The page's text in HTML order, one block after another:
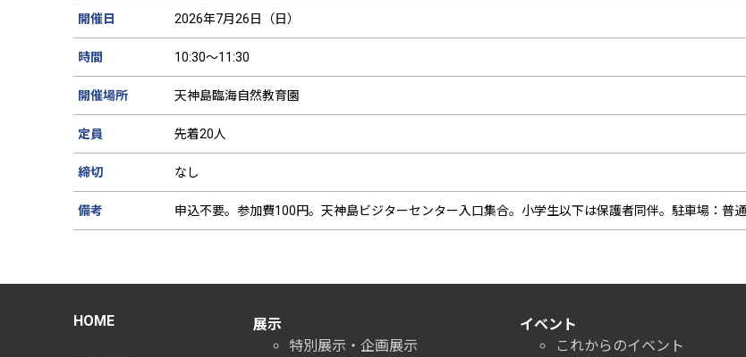
開催日 2026年7月26日（日）
時間 10:30～11:30
開催場所 天神島臨海自然教育園
定員 先着20人
締切 なし
備考 申込不要。参加費100円。天神島ビジターセンター入口集合。小学生以下は保護者同伴。駐車場：普
HOME
展示
特別展示・企画展示
イベント
これからのイベント